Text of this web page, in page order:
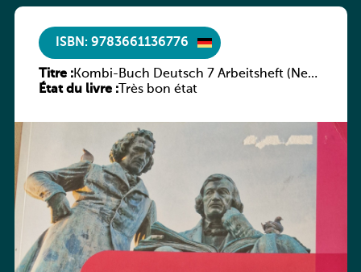
ISBN: 9783661136776
Titre :Kombi-Buch Deutsch 7 Arbeitsheft (Neue
Ausgabe Luxemburg)
État du livre :Très bon état